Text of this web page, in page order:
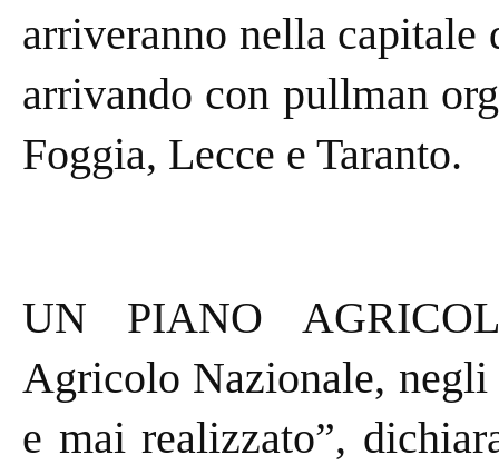
arriveranno nella
arrivando con pullman
Foggia, Lecce e Taranto.
UN PIANO
Agricolo Nazionale, negli
e mai realizzato”,